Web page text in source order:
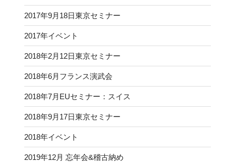
2017年9月18日東京セミナー
2017年イベント
2018年2月12日東京セミナー
2018年6月フランス演武会
2018年7月EUセミナー：スイス
2018年9月17日東京セミナー
2018年イベント
2019年12月 忘年会&稽古納め